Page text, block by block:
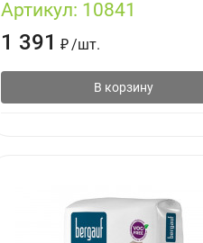
Артикул: 10841
1 391 ₽/шт.
В корзину